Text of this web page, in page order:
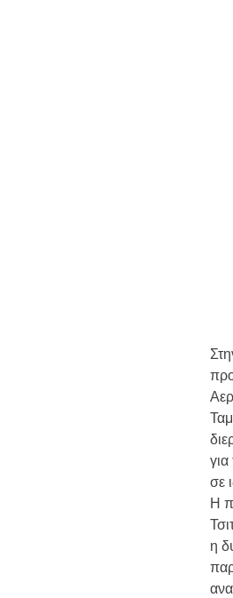
σε
Η
η